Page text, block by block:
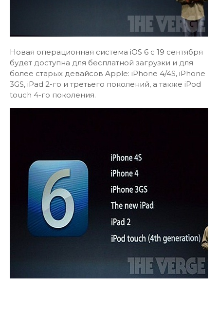
Новая операционная система iOS 6 с 19 сентября
будет доступна для бесплатной загрузки и для
более старых девайсов Apple: iPhone 4/4S, iPhone
3GS, iPad 2-го и третьего поколений, а также iPod
touch 4-го поколения.